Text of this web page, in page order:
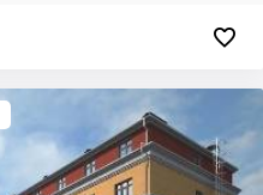
